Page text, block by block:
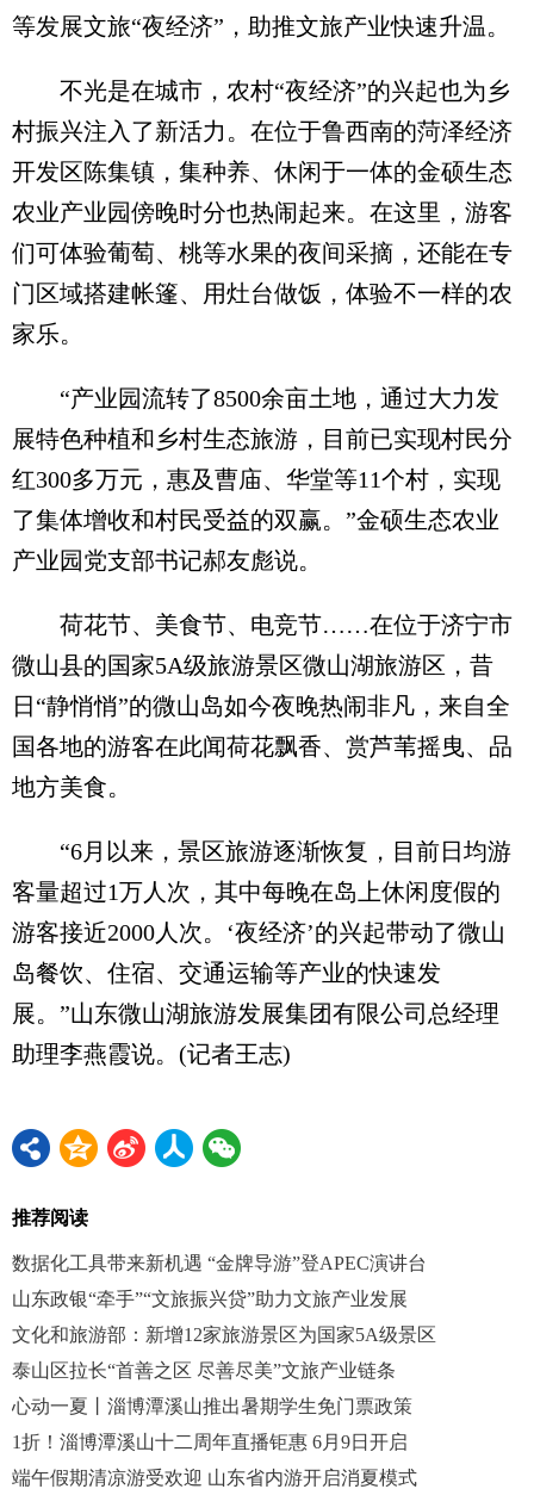
等发展文旅“夜经济”，助推文旅产业快速升温。
不光是在城市，农村“夜经济”的兴起也为乡
村振兴注入了新活力。在位于鲁西南的菏泽经济
开发区陈集镇，集种养、休闲于一体的金硕生态
农业产业园傍晚时分也热闹起来。在这里，游客
们可体验葡萄、桃等水果的夜间采摘，还能在专
门区域搭建帐篷、用灶台做饭，体验不一样的农
家乐。
“产业园流转了8500余亩土地，通过大力发
展特色种植和乡村生态旅游，目前已实现村民分
红300多万元，惠及曹庙、华堂等11个村，实现
了集体增收和村民受益的双赢。”金硕生态农业
产业园党支部书记郝友彪说。
荷花节、美食节、电竞节……在位于济宁市
微山县的国家5A级旅游景区微山湖旅游区，昔
日“静悄悄”的微山岛如今夜晚热闹非凡，来自全
国各地的游客在此闻荷花飘香、赏芦苇摇曳、品
地方美食。
“6月以来，景区旅游逐渐恢复，目前日均游
客量超过1万人次，其中每晚在岛上休闲度假的
游客接近2000人次。‘夜经济’的兴起带动了微山
岛餐饮、住宿、交通运输等产业的快速发
展。”山东微山湖旅游发展集团有限公司总经理
助理李燕霞说。(记者王志)
推荐阅读
数据化工具带来新机遇 “金牌导游”登APEC演讲台
山东政银“牵手”“文旅振兴贷”助力文旅产业发展
文化和旅游部：新增12家旅游景区为国家5A级景区
泰山区拉长“首善之区 尽善尽美”文旅产业链条
心动一夏丨淄博潭溪山推出暑期学生免门票政策
1折！淄博潭溪山十二周年直播钜惠 6月9日开启
端午假期清凉游受欢迎 山东省内游开启消夏模式